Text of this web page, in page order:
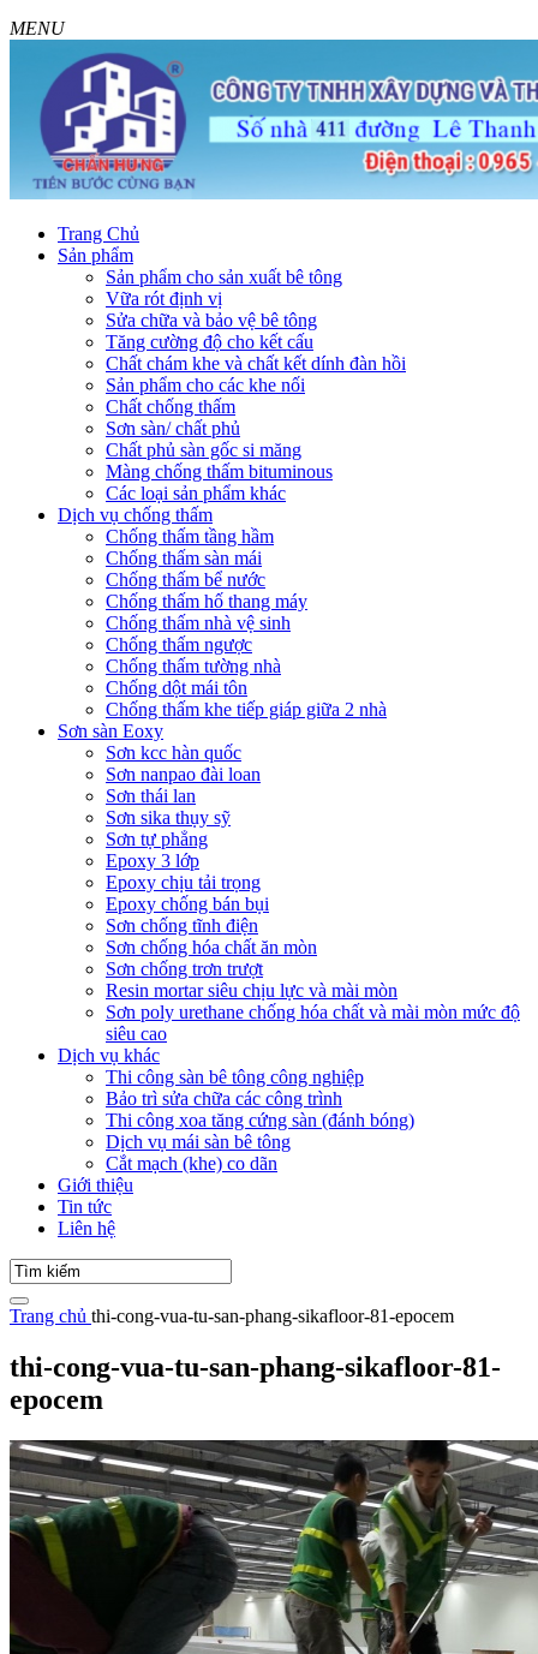
MENU
Trang Chủ
Sản phẩm
Sản phẩm cho sản xuất bê tông
Vữa rót định vị
Sửa chữa và bảo vệ bê tông
Tăng cường độ cho kết cấu
Chất chám khe và chất kết dính đàn hồi
Sản phẩm cho các khe nối
Chất chống thấm
Sơn sàn/ chất phủ
Chất phủ sàn gốc si măng
Màng chống thấm bituminous
Các loại sản phẩm khác
Dịch vụ chống thấm
Chống thấm tầng hầm
Chống thấm sàn mái
Chống thấm bể nước
Chống thấm hố thang máy
Chống thấm nhà vệ sinh
Chống thấm ngược
Chống thấm tường nhà
Chống dột mái tôn
Chống thấm khe tiếp giáp giữa 2 nhà
Sơn sàn Eoxy
Sơn kcc hàn quốc
Sơn nanpao đài loan
Sơn thái lan
Sơn sika thụy sỹ
Sơn tự phẳng
Epoxy 3 lớp
Epoxy chịu tải trọng
Epoxy chống bán bụi
Sơn chống tĩnh điện
Sơn chống hóa chất ăn mòn
Sơn chống trơn trượt
Resin mortar siêu chịu lực và mài mòn
Sơn poly urethane chống hóa chất và mài mòn mức độ
siêu cao
Dịch vụ khác
Thi công sàn bê tông công nghiệp
Bảo trì sửa chữa các công trình
Thi công xoa tăng cứng sàn (đánh bóng)
Dịch vụ mái sàn bê tông
Cắt mạch (khe) co dãn
Giới thiệu
Tin tức
Liên hệ
Trang chủ thi-cong-vua-tu-san-phang-sikafloor-81-epocem
thi-cong-vua-tu-san-phang-sikafloor-81-
epocem